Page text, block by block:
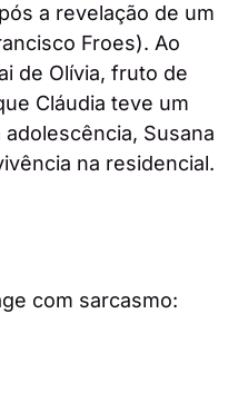
a revelação de um
Froes). Ao
de Olívia, fruto de
Cláudia teve um
Susana
na residencial.
com sarcasmo: